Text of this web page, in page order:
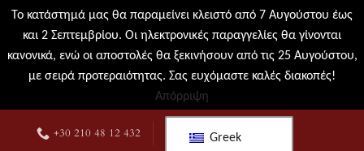
Το κατάστημά μας θα παραμείνει κλειστό από 7 Αυγούστου έως
και 2 Σεπτεμβρίου. Οι ηλεκτρονικές παραγγελίες θα γίνονται
κανονικά, ενώ οι αποστολές θα ξεκινήσουν από τις 25 Αυγούστου,
με σειρά προτεραιότητας. Σας ευχόμαστε καλές διακοπές!
Απόρριψη
+30 210 48 12 432 Greek